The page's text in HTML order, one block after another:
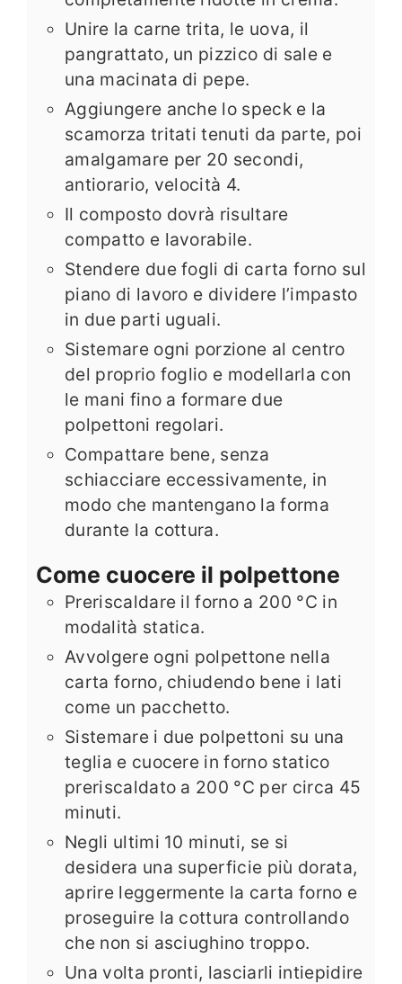
Unire la carne trita, le uova, il
pangrattato, un pizzico di sale e
una macinata di pepe.
Aggiungere anche lo speck e la
scamorza tritati tenuti da parte, poi
amalgamare per 20 secondi,
antiorario, velocità 4.
Il composto dovrà risultare
compatto e lavorabile.
Stendere due fogli di carta forno sul
piano di lavoro e dividere l’impasto
in due parti uguali.
Sistemare ogni porzione al centro
del proprio foglio e modellarla con
le mani fino a formare due
polpettoni regolari.
Compattare bene, senza
schiacciare eccessivamente, in
modo che mantengano la forma
durante la cottura.
Come cuocere il polpettone
Preriscaldare il forno a 200 °C in
modalità statica.
Avvolgere ogni polpettone nella
carta forno, chiudendo bene i lati
come un pacchetto.
Sistemare i due polpettoni su una
teglia e cuocere in forno statico
preriscaldato a 200 °C per circa 45
minuti.
Negli ultimi 10 minuti, se si
desidera una superficie più dorata,
aprire leggermente la carta forno e
proseguire la cottura controllando
che non si asciughino troppo.
Una volta pronti, lasciarli intiepidire